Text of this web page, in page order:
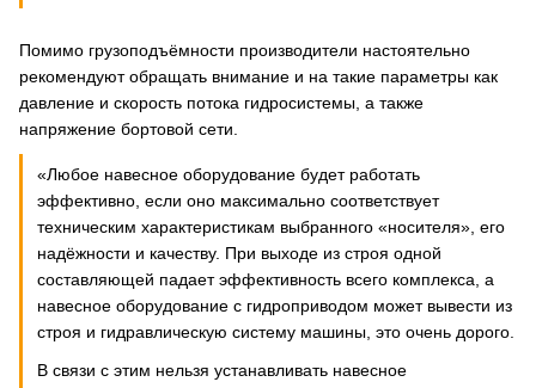
Помимо грузоподъёмности производители настоятельно
рекомендуют обращать внимание и на такие параметры как
давление и скорость потока гидросистемы, а также
напряжение бортовой сети.
«Любое навесное оборудование будет работать
эффективно, если оно максимально соответствует
техническим характеристикам выбранного «носителя», его
надёжности и качеству. При выходе из строя одной
составляющей падает эффективность всего комплекса, а
навесное оборудование с гидроприводом может вывести из
строя и гидравлическую систему машины, это очень дорого.
В связи с этим нельзя устанавливать навесное